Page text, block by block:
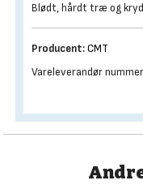
Blødt, hårdt træ og
Producent:CMT
Vareleverandør